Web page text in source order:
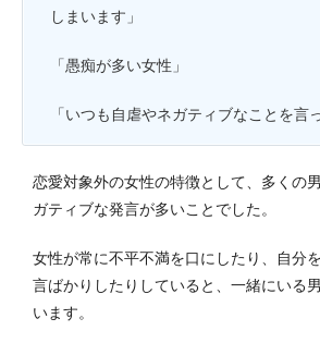
しまいます」
「愚痴が多い女性」
「いつも自虐やネガティブなことを言
恋愛対象外の女性の特徴として、多くの
ガティブな発言が多いことでした。
女性が常に不平不満を口にしたり、自分
言ばかりしたりしていると、一緒にいる
います。